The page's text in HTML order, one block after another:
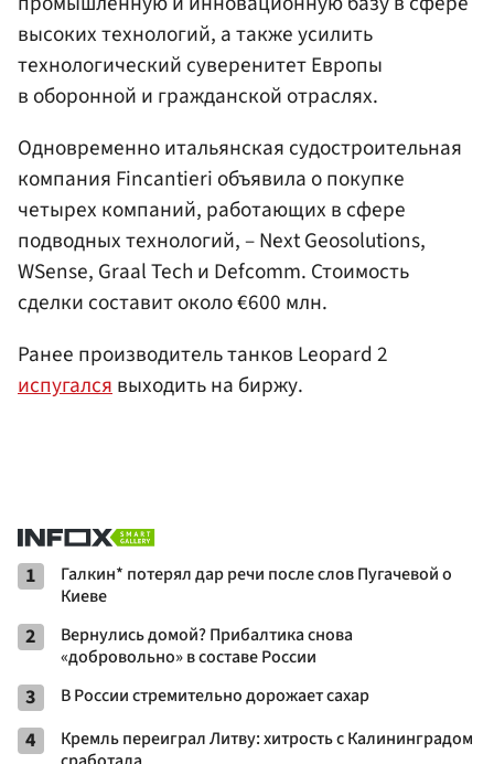
высоких технологий, а также усилить
технологический суверенитет Европы
в оборонной и гражданской отраслях.
Одновременно итальянская судостроительная
компания Fincantieri объявила о покупке
четырех компаний, работающих в сфере
подводных технологий, – Next Geosolutions,
WSense, Graal Tech и Defcomm. Стоимость
сделки составит около €600 млн.
Ранее производитель танков Leopard 2
испугалсявыходить на биржу.
1
Галкин* потерял дар речи после слов Пугачевой о
Киеве
2
Вернулись домой? Прибалтика снова
«добровольно» в составе России
3 В России стремительно дорожает сахар
4
Кремль переиграл Литву: хитрость с Калининградом